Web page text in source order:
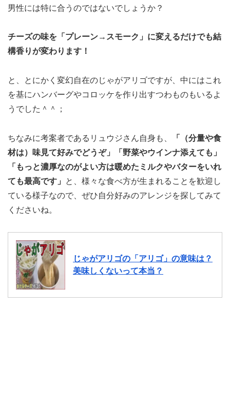
男性には特に合うのではないでしょうか？
チーズの味を「プレーン→スモーク」に変えるだけでも結
構香りが変わります！
と、とにかく変幻自在のじゃがアリゴですが、中にはこれ
を基にハンバーグやコロッケを作り出すつわものもいるよ
うでした＾＾；
ちなみに考案者であるリュウジさん自身も、
「（分量や食
材は）味見て好みでどうぞ」「野菜やウインナ添えても」
「もっと濃厚なのがよい方は暖めたミルクやバターをいれ
ても最高です」
と、様々な食べ方が生まれることを歓迎し
ている様子なので、ぜひ自分好みのアレンジを探してみて
くださいね。
じゃがアリゴの「アリゴ」の意味は？
美味しくないって本当？